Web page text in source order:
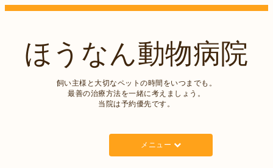
ほうなん動物病院
飼い主様と大切なペットの時間をいつまでも。
最善の治療方法を一緒に考えましょう。
当院は予約優先です。
メニュー